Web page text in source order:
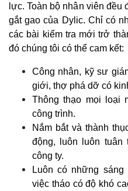
lực. Toàn bộ nhân viên
gắt gao của Dylic. Chỉ có
các bài kiểm tra mới trở
đó chúng tôi có thể cam kết:
Công nhân, kỹ sư
giới, thợ phá dỡ có
Thông thạo mọi loại
công trình.
Nắm bắt và thành
động, luôn luôn tuân
công ty.
Luôn có những
việc tháo có độ khó